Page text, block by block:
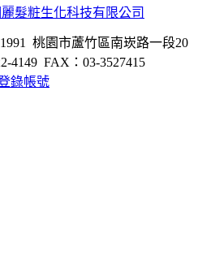
桃園市蘆竹區南崁路一段20
4149 FAX：03-3527415
錄帳號